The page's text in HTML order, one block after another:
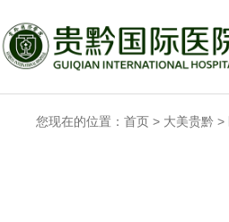
您现在的位置： 首页 > 大美贵黔 >